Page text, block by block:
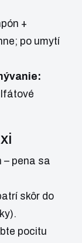
+
po umytí
– pena sa
skôr do
pocitu